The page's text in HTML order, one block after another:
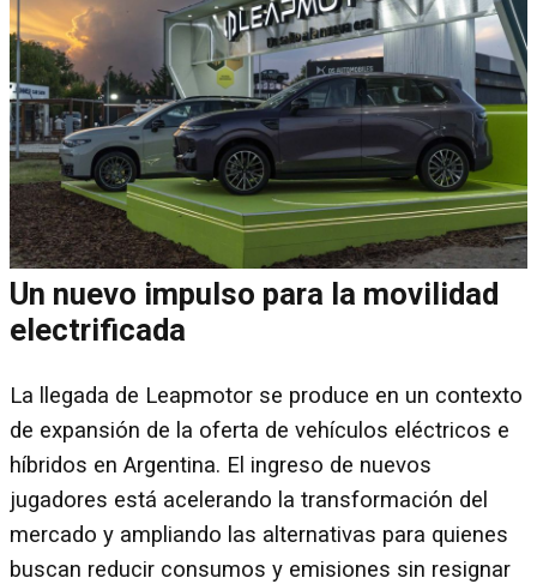
Un nuevo impulso para la movilidad
electrificada
La llegada de Leapmotor se produce en un contexto
de expansión de la oferta de vehículos eléctricos e
híbridos en Argentina. El ingreso de nuevos
jugadores está acelerando la transformación del
mercado y ampliando las alternativas para quienes
buscan reducir consumos y emisiones sin resignar